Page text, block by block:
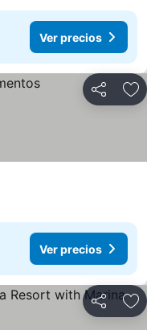
Ver precios
Compartir
Ver precios
Compartir